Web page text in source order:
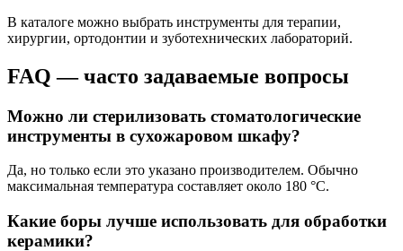
В каталоге можно выбрать инструменты для терапии,
хирургии, ортодонтии и зуботехнических лабораторий.
FAQ — часто задаваемые вопросы
Можно ли стерилизовать стоматологические
инструменты в сухожаровом шкафу?
Да, но только если это указано производителем. Обычно
максимальная температура составляет около 180 °C.
Какие боры лучше использовать для обработки
керамики?